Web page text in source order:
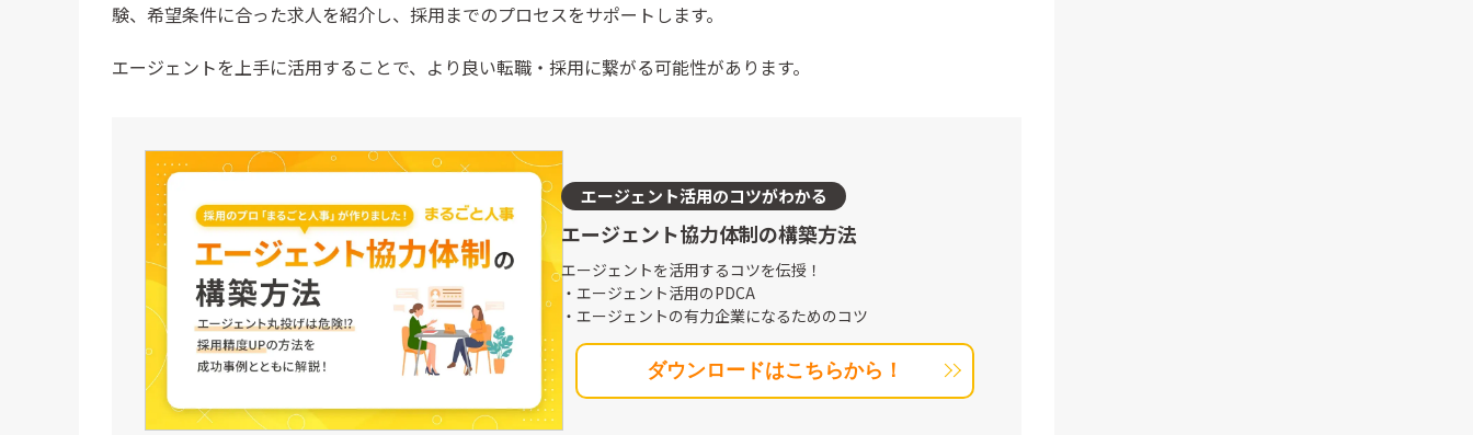
まとめ
験、希望条件に合った求人を紹介し、採用までのプロセスをサポートします。
エージェントを上手に活用することで、より良い転職・採用に繋がる可能性があります。
エージェント活用のコツがわかる
エージェント協力体制の構築方法
エージェントを活用するコツを伝授！
・エージェント活用のPDCA
・エージェントの有力企業になるためのコツ
ダウンロードはこちらから！